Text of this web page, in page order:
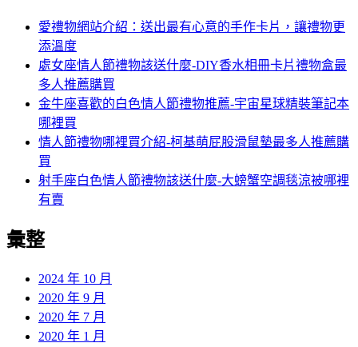
愛禮物網站介紹：送出最有心意的手作卡片，讓禮物更
添溫度
處女座情人節禮物該送什麼-DIY香水相冊卡片禮物盒最
多人推薦購買
金牛座喜歡的白色情人節禮物推薦-宇宙星球精裝筆記本
哪裡買
情人節禮物哪裡買介紹-柯基萌屁股滑鼠墊最多人推薦購
買
射手座白色情人節禮物該送什麼-大螃蟹空調毯涼被哪裡
有賣
彙整
2024 年 10 月
2020 年 9 月
2020 年 7 月
2020 年 1 月